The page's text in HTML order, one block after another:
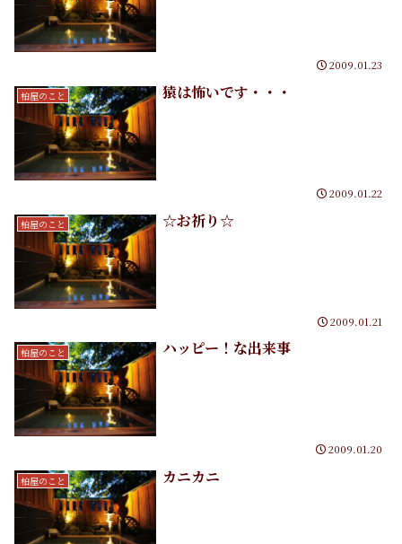
2009.01.23
柏屋のこと 猿は怖いです・・・
2009.01.22
柏屋のこと ☆お祈り☆
2009.01.21
柏屋のこと ハッピー！な出来事
2009.01.20
柏屋のこと カニカニ